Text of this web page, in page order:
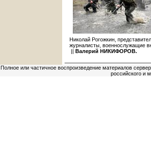
Николай Рогожкин,
журналисты, военнослужащие
|| Валерий НИКИФОРОВ.
Полное или частичное воспроизведение материалов
российского и